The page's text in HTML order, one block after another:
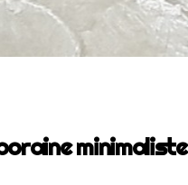
minimaliste